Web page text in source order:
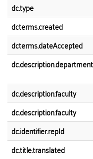
dc.type
dcterms.created
dcterms.dateAccepted
dc.description.department
dc.description.faculty
dc.description.faculty
dc.identifier.repId
dc.title.translated